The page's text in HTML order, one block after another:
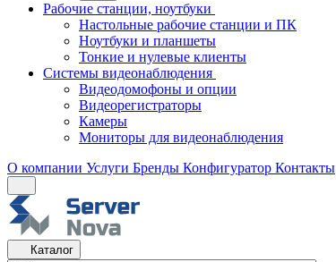
Рабочие станции, ноутбуки
Настольные рабочие станции и ПК
Ноутбуки и планшеты
Тонкие и нулевые клиенты
Системы видеонаблюдения
Видеодомофоны и опции
Видеорегистраторы
Камеры
Мониторы для видеонаблюдения
О компании Услуги Бренды Конфигуратор Контакты
Каталог